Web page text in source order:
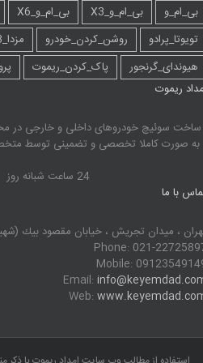
بی_ام_و
بی_ام_و_X3 بی_ام_و_X6
تویوتا_پرادو
روشن_کردن_خودرو مزدا_3
هیوندای_گرنجور
پاک_کردن_ریموت
ریموت
ساخت سوئیچ خودروهای داخلی و خارجی در
به صورت کاملا تخصصی و تضمینی توسط
24 ساعت شبانه روز
با ما
، ميدان تجريش ، خيابان مقصود بيك
Phone: 021-
Mobile:
Email:
Web: